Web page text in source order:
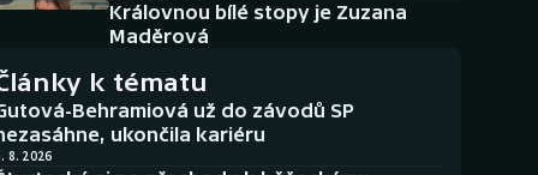
Královnou bílé stopy je Zuzana
Maděrová
k tématu
Behramiová už do závodů SP
ukončila kariéru
8. 2026